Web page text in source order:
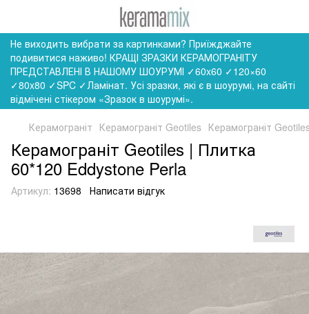
Не виходить вибрати за картинками? Приїжджайте
подивитися наживо! КРАЩІ ЗРАЗКИ КЕРАМОГРАНІТУ
ПРЕДСТАВЛЕНІ В НАШОМУ ШОУРУМІ ✓60x60 ✓120×60
✓80x80 ✓SPC ✓Ламінат. Усі зразки, які є в шоурумі, на сайті
відмічені стікером «Зразок в шоурумі».
Керамограніт Керамограніт Geotiles Керамограніт
Керамограніт Geotiles | Плитка
60*120 Eddystone Perla
Артикул: 13698 Написати відгук